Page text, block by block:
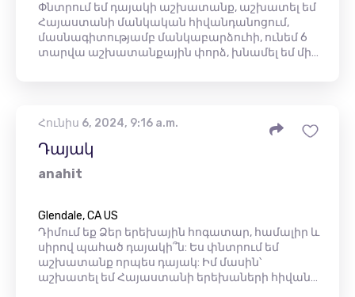
Փնտրում եմ դայակի աշխատանք, աշխատել եմ
Հայաստանի մանկական հիվանդանոցում,
մասնագիտությամբ մանկաբարձուհի, ունեմ 6
տարվա աշխատանքային փորձ, խնամել եմ մի…
Հունիս 6, 2024, 9:16 a.m.
Դայակ
anahit
Glendale, CA US
Դիմում եք Ձեր երեխային հոգատար, համալիր և
սիրով պահած դայակի՞ն: Ես փնտրում եմ
աշխատանք որպես դայակ: Իմ մասին՝
աշխատել եմ Հայաստանի երեխաների հիվան…